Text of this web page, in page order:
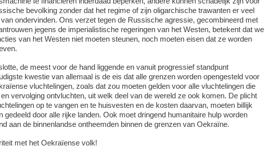
bevolking zonder dat het regime of zijn oligarchische trawanten er veel
van ondervinden. Ons verzet tegen de Russische agressie, gecombineerd met
jegens de imperialistische regeringen van het Westen, betekent dat we
van het Westen niet moeten steunen, noch moeten eisen dat ze worden
de meest voor de hand liggende en vanuit progressief standpunt
kwestie van allemaal is de eis dat alle grenzen worden opengesteld voor
vluchtelingen, zoals dat zou moeten gelden voor alle vluchtelingen die
vervolging ontvluchten, uit welk deel van de wereld ze ook komen. De plicht
op te vangen en te huisvesten en de kosten daarvan, moeten billijk
gedeeld door alle rijke landen. Ook moet dringend humanitaire hulp worden
aan de binnenlandse ontheemden binnen de grenzen van Oekraïne.
met het Oekraïense volk!